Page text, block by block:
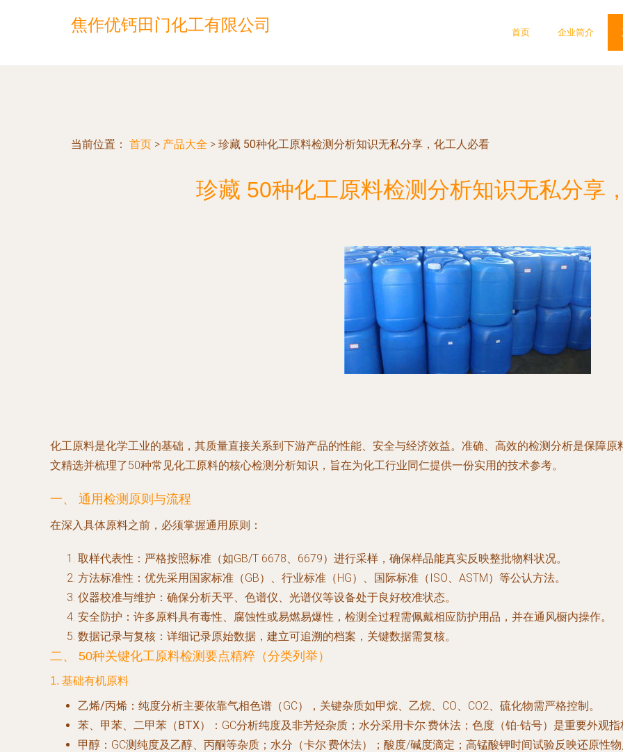
焦作优钙田门化工有限公司 首页 企业简介
当前位置： 首页 > 产品大全 > 珍藏 50种化工原料检测分析知识无私分享，化工人必看
珍藏 50种化工原料检测分析知识无私分享
化工原料是化学工业的基础，其质量直接关系到下游产品的性能、安全与经济效益。准确、高效的检测分析是保障
文精选并梳理了50种常见化工原料的核心检测分析知识，旨在为化工行业同仁提供一份实用的技术参考。
一、 通用检测原则与流程
在深入具体原料之前，必须掌握通用原则：
取样代表性 ：严格按照标准（如GB/T 6678、6679）进行采样，确保样品能真实反映整批物料状况。
方法标准性 ：优先采用国家标准（GB）、行业标准（HG）、国际标准（ISO、ASTM）等公认方法。
仪器校准与维护 ：确保分析天平、色谱仪、光谱仪等设备处于良好校准状态。
安全防护 ：许多原料具有毒性、腐蚀性或易燃易爆性，检测全过程需佩戴相应防护用品，并在通风橱内操作。
数据记录与复核 ：详细记录原始数据，建立可追溯的档案，关键数据需复核。
二、 50种关键化工原料检测要点精粹（分类列举）
1. 基础有机原料
乙烯/丙烯 ：纯度分析主要依靠气相色谱（GC），关键杂质如甲烷、乙烷、CO、CO2、硫化物需严格控制。
苯、甲苯、二甲苯（BTX）
：GC分析纯度及非芳烃杂质；水分采用卡尔·费休法；色度（铂-钴号）是重要外观指
甲醇 ：GC测纯度及乙醇、丙酮等杂质；水分（卡尔·费休法）；酸度/碱度滴定；高锰酸钾时间试验反映还原性物